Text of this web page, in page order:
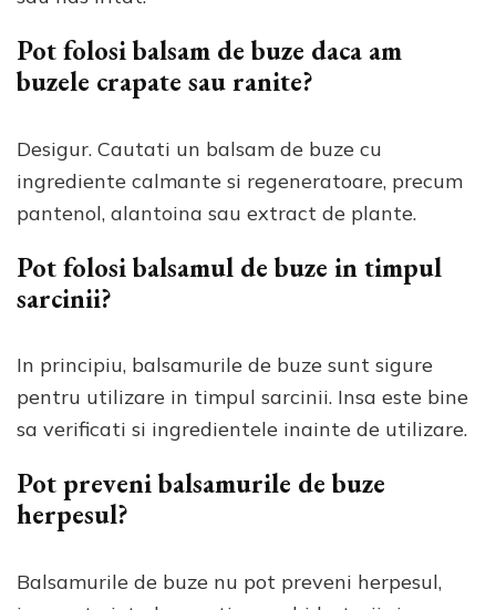
Pot folosi balsam de buze daca am
buzele crapate sau ranite?
Desigur. Cautati un balsam de buze cu
ingrediente calmante si regeneratoare, precum
pantenol, alantoina sau extract de plante.
Pot folosi balsamul de buze in timpul
sarcinii?
In principiu, balsamurile de buze sunt sigure
pentru utilizare in timpul sarcinii. Insa este bine
sa verificati si ingredientele inainte de utilizare.
Pot preveni balsamurile de buze
herpesul?
Balsamurile de buze nu pot preveni herpesul,